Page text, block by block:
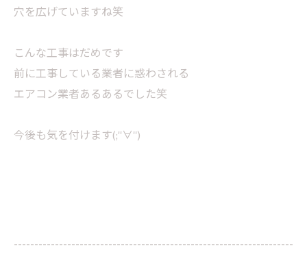
穴を広げていますね笑
こんな工事はだめです
前に工事している業者に惑わされる
エアコン業者あるあるでした笑
今後も気を付けます(;''∀'')
--------------------------------------------------------------------